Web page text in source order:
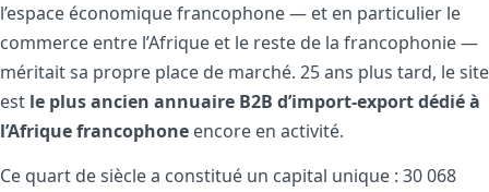
l’espace économique francophone — et en particulier le
commerce entre l’Afrique et le reste de la francophonie —
méritait sa propre place de marché. 25 ans plus tard, le site
est le plus ancien annuaire B2B d’import-export dédié à
l’Afrique francophone encore en activité.
Ce quart de siècle a constitué un capital unique : 30 068